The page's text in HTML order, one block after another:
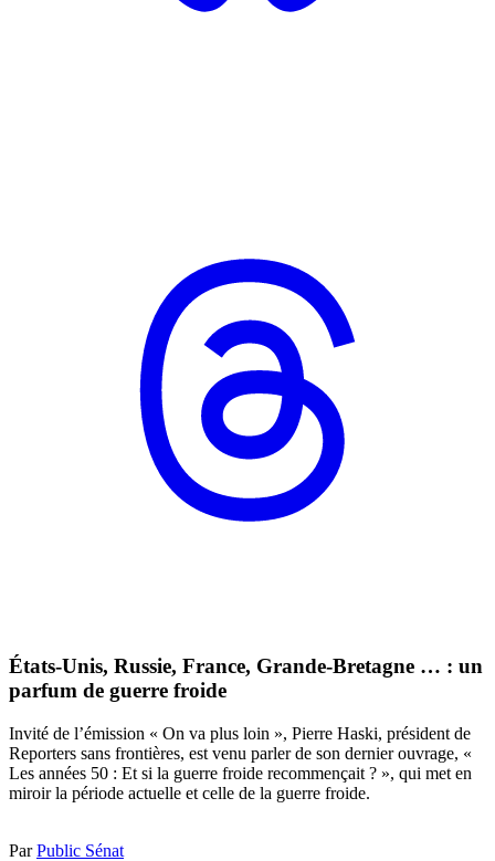
États-Unis, Russie, France, Grande-Bretagne … : un
parfum de guerre froide
Invité de l’émission « On va plus loin », Pierre Haski, président de
Reporters sans frontières, est venu parler de son dernier ouvrage, «
Les années 50 : Et si la guerre froide recommençait ? », qui met en
miroir la période actuelle et celle de la guerre froide.
ParPublic Sénat